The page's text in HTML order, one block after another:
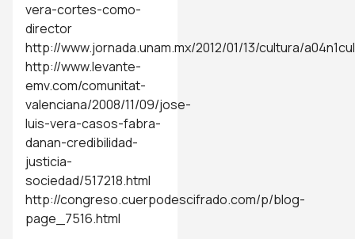
vera-cortes-como-
director
http://www.jornada.unam.mx/2012/01/13/cultura/a04n1cul
http://www.levante-
emv.com/comunitat-
valenciana/2008/11/09/jose-
luis-vera-casos-fabra-
danan-credibilidad-
justicia-
sociedad/517218.html
http://congreso.cuerpodescifrado.com/p/blog-
page_7516.html